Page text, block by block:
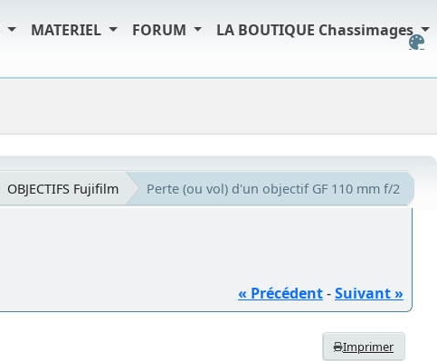
MATERIEL FORUM LA BOUTIQUE Chassimages
OBJECTIFS Fujifilm Perte (ou vol) d'un objectif GF 110 mm f/2
« Précédent-Suivant »
Imprimer